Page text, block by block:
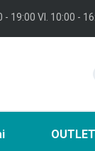
- 19:00 VI. 10:00 -
OUTLET